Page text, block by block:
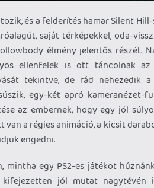
és a felderítés hamar Silent
saját térképekkel, oda-
élmény jelentős részét.
ellenfelek is ott táncolnak az
tekintve, de rád nehezedik
egy-két apró kameranézet-
az embernek, hogy egy jól
a régies animáció, a kicsit
engedni.
mintha egy PS2-es játékot
kifejezetten jól mutat nagytévén